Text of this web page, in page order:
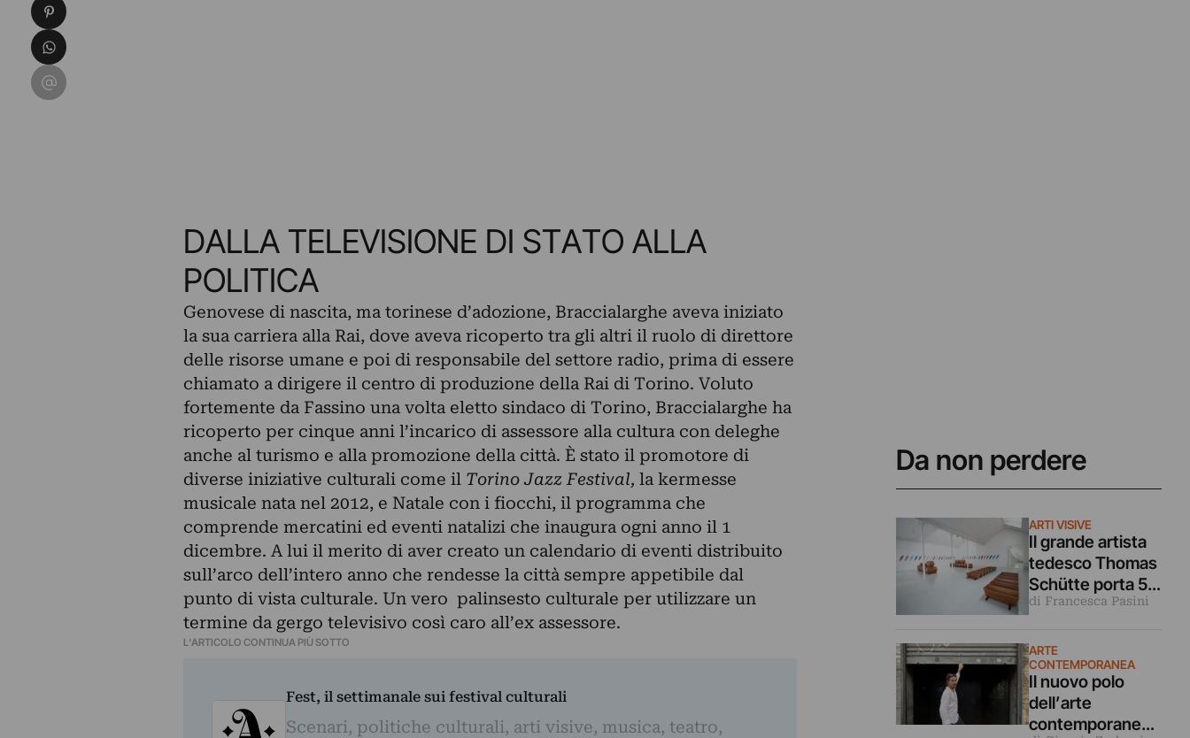
DALLA TELEVISIONE DI STATO ALLA
POLITICA
Genovese di nascita, ma torinese d’adozione, Braccialarghe aveva iniziato
la sua carriera alla Rai, dove aveva ricoperto tra gli altri il ruolo di direttore
delle risorse umane e poi di responsabile del settore radio, prima di essere
chiamato a dirigere il centro di produzione della Rai di Torino. Voluto
fortemente da Fassino una volta eletto sindaco di Torino, Braccialarghe ha
ricoperto per cinque anni l’incarico di assessore alla cultura con deleghe
anche al turismo e alla promozione della città. È stato il promotore di
diverse iniziative culturali come il Torino Jazz Festival, la kermesse
musicale nata nel 2012, e Natale con i fiocchi, il programma che
comprende mercatini ed eventi natalizi che inaugura ogni anno il 1
dicembre. A lui il merito di aver creato un calendario di eventi distribuito
sull’arco dell’intero anno che rendesse la città sempre appetibile dal
punto di vista culturale. Un vero palinsesto culturale per utilizzare un
termine da gergo televisivo così caro all’ex assessore.
L'ARTICOLO CONTINUA PIÙ SOTTO
Fest, il settimanale sui festival culturali
Scenari, politiche culturali, arti visive, musica, teatro,
Da non perdere
ARTI VISIVE
Il grande artista
tedesco Thomas
Schütte porta 50
bare in un borgo
di Francesca Pasini
ARTE
CONTEMPORANEA
Il nuovo polo
dell’arte
contemporanea
Condividi su Pinterest
Condividi su WhatsApp
Condividi su Email